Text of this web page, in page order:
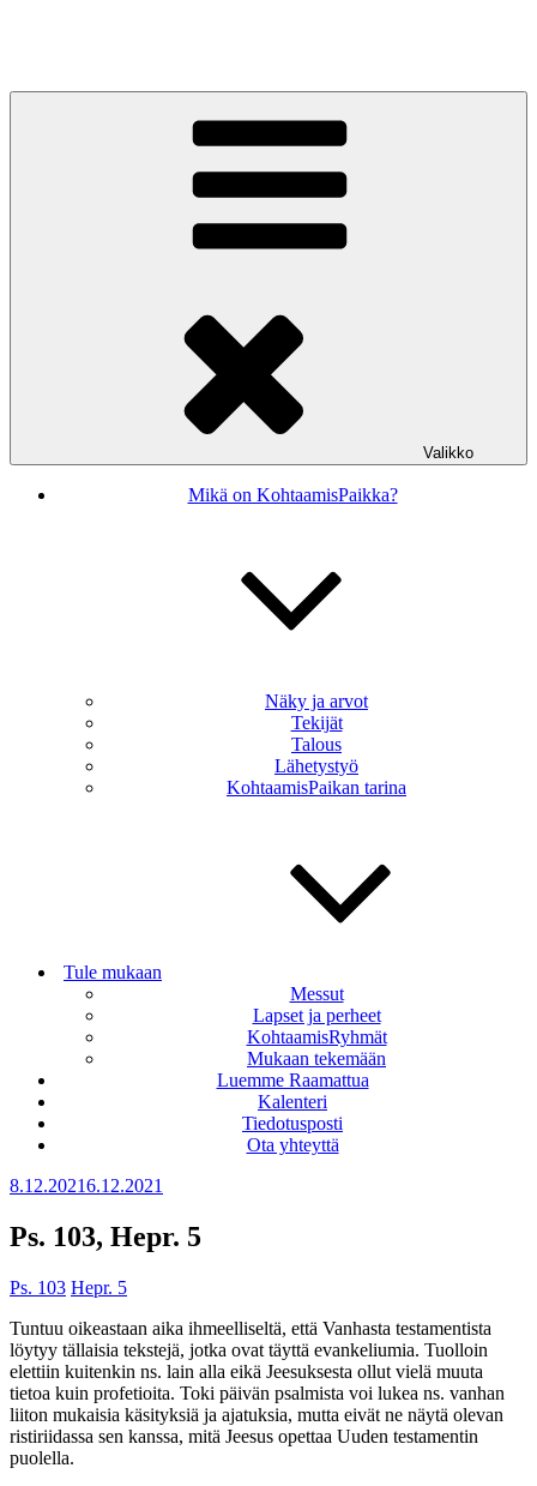
Valikko
Mikä on KohtaamisPaikka?
Näky ja arvot
Tekijät
Talous
Lähetystyö
KohtaamisPaikan tarina
Tule mukaan
Messut
Lapset ja perheet
KohtaamisRyhmät
Mukaan tekemään
Luemme Raamattua
Kalenteri
Tiedotusposti
Ota yhteyttä
Julkaistu
8.12.20216.12.2021
Ps. 103, Hepr. 5
Ps. 103 Hepr. 5
Tuntuu oikeastaan aika ihmeelliseltä, että Vanhasta testamentista
löytyy tällaisia tekstejä, jotka ovat täyttä evankeliumia. Tuolloin
elettiin kuitenkin ns. lain alla eikä Jeesuksesta ollut vielä muuta
tietoa kuin profetioita. Toki päivän psalmista voi lukea ns. vanhan
liiton mukaisia käsityksiä ja ajatuksia, mutta eivät ne näytä olevan
ristiriidassa sen kanssa, mitä Jeesus opettaa Uuden testamentin
puolella.